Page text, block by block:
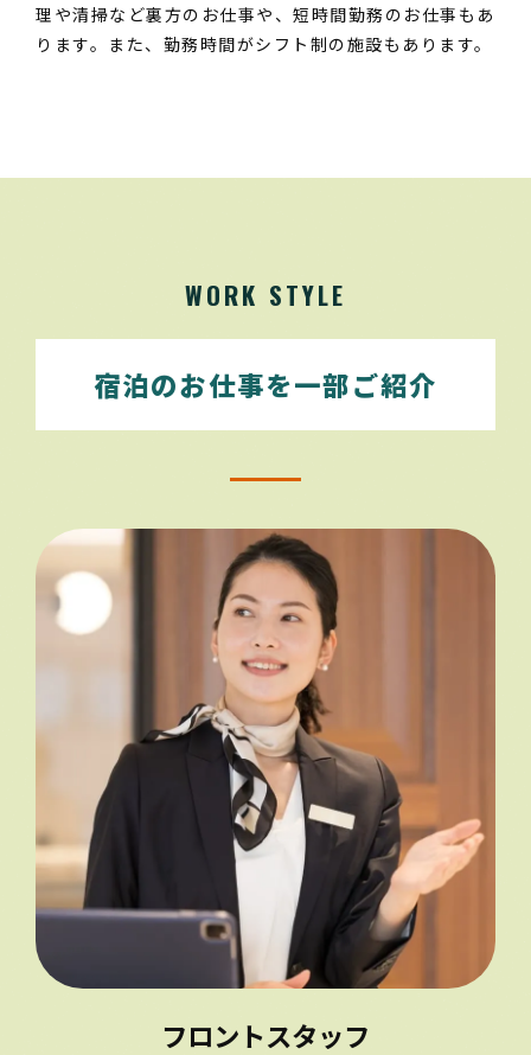
理や清掃など裏方のお仕事や、短時間勤務のお仕事もあ
ります。また、勤務時間がシフト制の施設もあります。
WORK STYLE
宿泊のお仕事を一部ご紹介
フロントスタッフ